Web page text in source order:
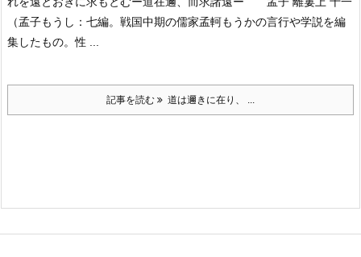
（孟子もうし：七編。戦国中期の儒家孟軻もうかの言行や学説を編
集したもの。性 ...
記事を読む 道は邇きに在り、 ...